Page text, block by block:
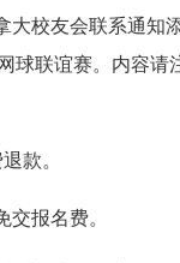
大校友会联系通知
球联谊赛。内容
款。
报名费。